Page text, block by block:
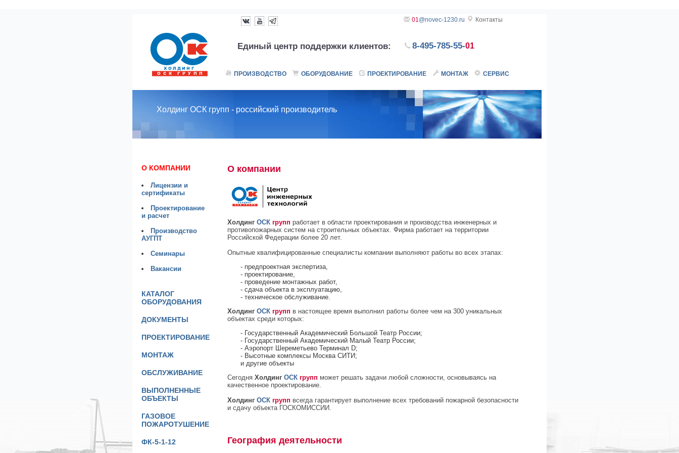
01@novec-1230.ru Контакты
Единый центр поддержки клиентов: 8-495-785-55-01
ПРОИЗВОДСТВО ОБОРУДОВАНИЕ ПРОЕКТИРОВАНИЕ МОНТАЖ СЕРВИС
+7(495)785-55- 01
Холдинг ОСК групп - российский производитель
О КОМПАНИИ
Лицензии и
сертификаты
Проектирование
и расчет
Производство
АУГПТ
Семинары
Вакансии
КАТАЛОГ
ОБОРУДОВАНИЯ
ДОКУМЕНТЫ
ПРОЕКТИРОВАНИЕ
МОНТАЖ
ОБСЛУЖИВАНИЕ
ВЫПОЛНЕННЫЕ
ОБЪЕКТЫ
ГАЗОВОЕ
ПОЖАРОТУШЕНИЕ
ФК-5-1-12
О компании
Холдинг ОСК групп работает в области проектирования и производства инженерных и
противопожарных систем на строительных объектах. Фирма работает на территории
Российской Федерации более 20 лет.
Опытные квалифицированные специалисты компании выполняют работы во всех этапах:
- предпроектная экспертиза,
- проектирование,
- проведение монтажных работ,
- сдача объекта в эксплуатацию,
- техническое обслуживание.
Холдинг ОСК групп в настоящее время выполнил работы более чем на 300 уникальных
объектах среди которых:
- Государственный Академический Большой Театр России;
- Государственный Академический Малый Театр России;
- Аэропорт Шереметьево Терминал D;
- Высотные комплексы Москва СИТИ;
и другие объекты
Сегодня Холдинг ОСК групп может решать задачи любой сложности, основываясь на
качественное проектирование.
Холдинг ОСК групп всегда гарантирует выполнение всех требований пожарной безопасности
и сдачу объекта ГОСКОМИССИИ.
География деятельности